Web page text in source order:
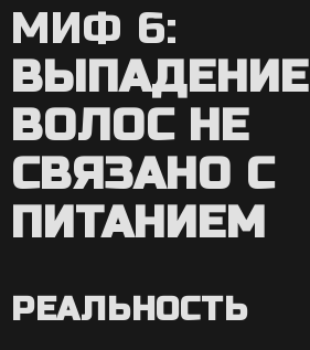
МИФ 6:
ВЫПАДЕНИЕ
ВОЛОС НЕ
СВЯЗАНО С
ПИТАНИЕМ
РЕАЛЬНОСТЬ